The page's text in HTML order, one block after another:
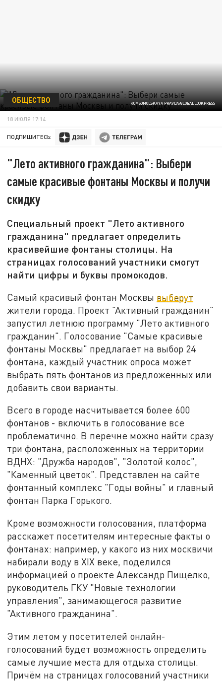
KOMSOMOLSKAYA PRAVDA/GLOBALLOOKPRESS
ОБЩЕСТВО
18 ИЮЛЯ 17:14
ПОДПИШИТЕСЬ:
"Лето активного гражданина": Выбери
самые красивые фонтаны Москвы и получи
скидку
Специальный проект "Лето активного
гражданина" предлагает определить
красивейшие фонтаны столицы. На
страницах голосований участники смогут
найти цифры и буквы промокодов.
Самый красивый фонтан Москвы выберут
жители города. Проект "Активный гражданин"
запустил летнюю программу "Лето активного
гражданин". Голосование "Самые красивые
фонтаны Москвы" предлагает на выбор 24
фонтана, каждый участник опроса может
выбрать пять фонтанов из предложенных или
добавить свои варианты.
Всего в городе насчитывается более 600
фонтанов - включить в голосование все
проблематично. В перечне можно найти сразу
три фонтана, расположенных на территории
ВДНХ: "Дружба народов", "Золотой колос",
"Каменный цветок". Представлен на сайте
фонтанный комплекс "Годы войны" и главный
фонтан Парка Горького.
Кроме возможности голосования, платформа
расскажет посетителям интересные факты о
фонтанах: например, у какого из них москвичи
набирали воду в XIX веке, поделился
информацией о проекте Александр Пищелко,
руководитель ГКУ "Новые технологии
управления", занимающегося развитие
"Активного гражданина".
Этим летом у посетителей онлайн-
голосований будет возможность определить
самые лучшие места для отдыха столицы.
Причём на страницах голосований участники